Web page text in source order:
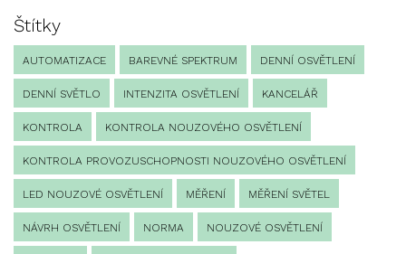
Štítky
AUTOMATIZACE BAREVNÉ SPEKTRUM DENNÍ OSVĚTLENÍ
DENNÍ SVĚTLO INTENZITA OSVĚTLENÍ KANCELÁŘ
KONTROLA KONTROLA NOUZOVÉHO OSVĚTLENÍ
KONTROLA PROVOZUSCHOPNOSTI NOUZOVÉHO OSVĚTLENÍ
LED NOUZOVÉ OSVĚTLENÍ MĚŘENÍ MĚŘENÍ SVĚTEL
NÁVRH OSVĚTLENÍ NORMA NOUZOVÉ OSVĚTLENÍ